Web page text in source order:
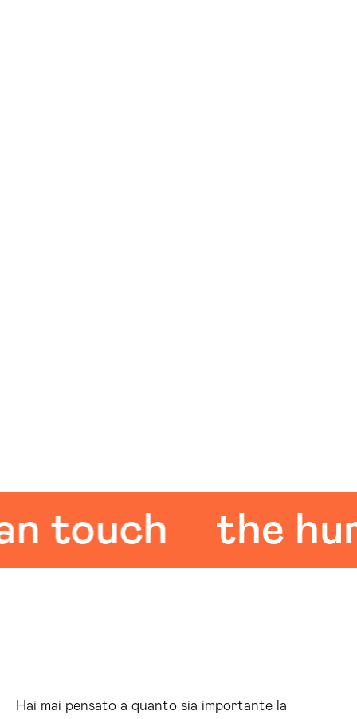
the
Hai mai pensato a quanto sia importante la